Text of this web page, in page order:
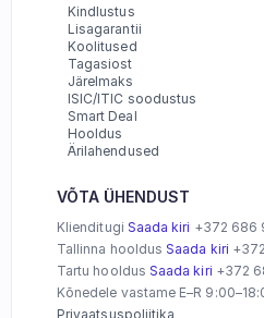
Kindlustus
Lisagarantii
Koolitused
Tagasiost
Järelmaks
ISIC/ITIC soodustus
Smart Deal
Hooldus
Ärilahendused
VÕTA ÜHENDUST
Klienditugi Saada kiri +372 686
Tallinna hooldus Saada kiri
Tartu hooldus Saada kiri +372
Kõnedele vastame E–R
Privaatsuspoliitika